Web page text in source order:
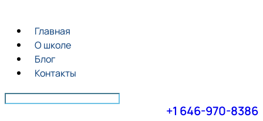
Главная
О школе
Блог
Контакты
+1 646-970-8386